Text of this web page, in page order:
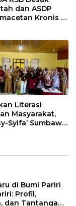
dan ASDP
Kronis di
Literasi
Masyarakat,
Syifa’ Sumbawa
di Bumi Pariri
Profil,
dan Tantangan